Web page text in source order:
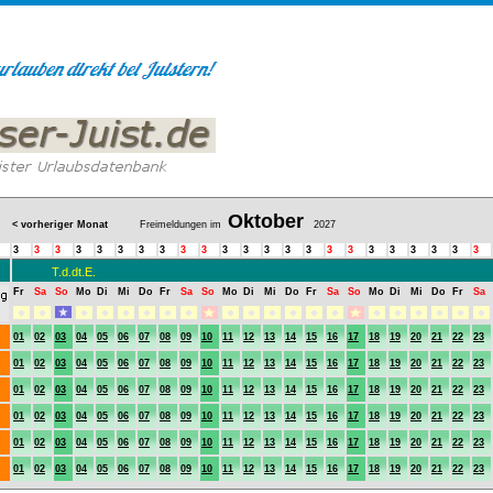
< vorheriger Monat Freimeldungen im Oktober 2027
3 3 3 3 3 3 3 3 3 3 3 3 3 3 3 3 3 3 3 3 3 3 3
T.d.dt.E.
Fr Sa So Mo Di Mi Do Fr Sa So Mo Di Mi Do Fr Sa So Mo Di Mi Do Fr Sa
01 02 03 04 05 06 07 08 09 10 11 12 13 14 15 16 17 18 19 20 21 22
23
01 02 03 04 05 06 07 08 09 10 11 12 13 14 15 16 17 18 19 20 21 22
23
01 02 03 04 05 06 07 08 09 10 11 12 13 14 15 16 17 18 19 20 21 22
23
01 02 03 04 05 06 07 08 09 10 11 12 13 14 15 16 17 18 19 20 21 22
23
01 02 03 04 05 06 07 08 09 10 11 12 13 14 15 16 17 18 19 20 21 22
23
01 02 03 04 05 06 07 08 09 10 11 12 13 14 15 16 17 18 19 20 21 22 23